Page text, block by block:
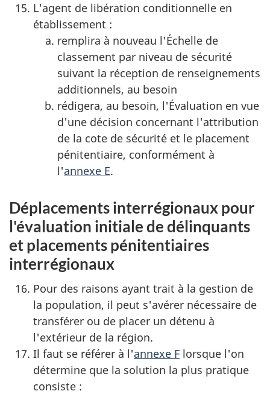
L'agent de libération conditionnelle en
établissement :
remplira à nouveau l'Échelle de
classement par niveau de sécurité
suivant la réception de renseignements
additionnels, au besoin
rédigera, au besoin, l'Évaluation en vue
d'une décision concernant l'attribution
de la cote de sécurité et le placement
pénitentiaire, conformément à
l'annexe E.
Déplacements interrégionaux pour
l'évaluation initiale de délinquants
et placements pénitentiaires
interrégionaux
Pour des raisons ayant trait à la gestion de
la population, il peut s'avérer nécessaire de
transférer ou de placer un détenu à
l'extérieur de la région.
Il faut se référer à l'annexe F lorsque l'on
détermine que la solution la plus pratique
consiste :